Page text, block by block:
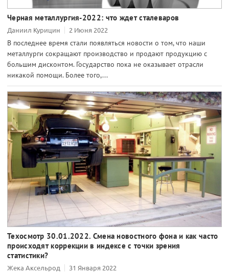
Черная металлургия-2022: что ждет сталеваров
Даниил Курицин 2 Июня 2022
В последнее время стали появляться новости о том, что наши
металлурги сокращают производство и продают продукцию с
большим дисконтом. Государство пока не оказывает отрасли
никакой помощи. Более того,...
Техосмотр 30.01.2022. Смена новостного фона и как часто
происходят коррекции в индексе с точки зрения
статистики?
Жека Аксельрод 31 Января 2022